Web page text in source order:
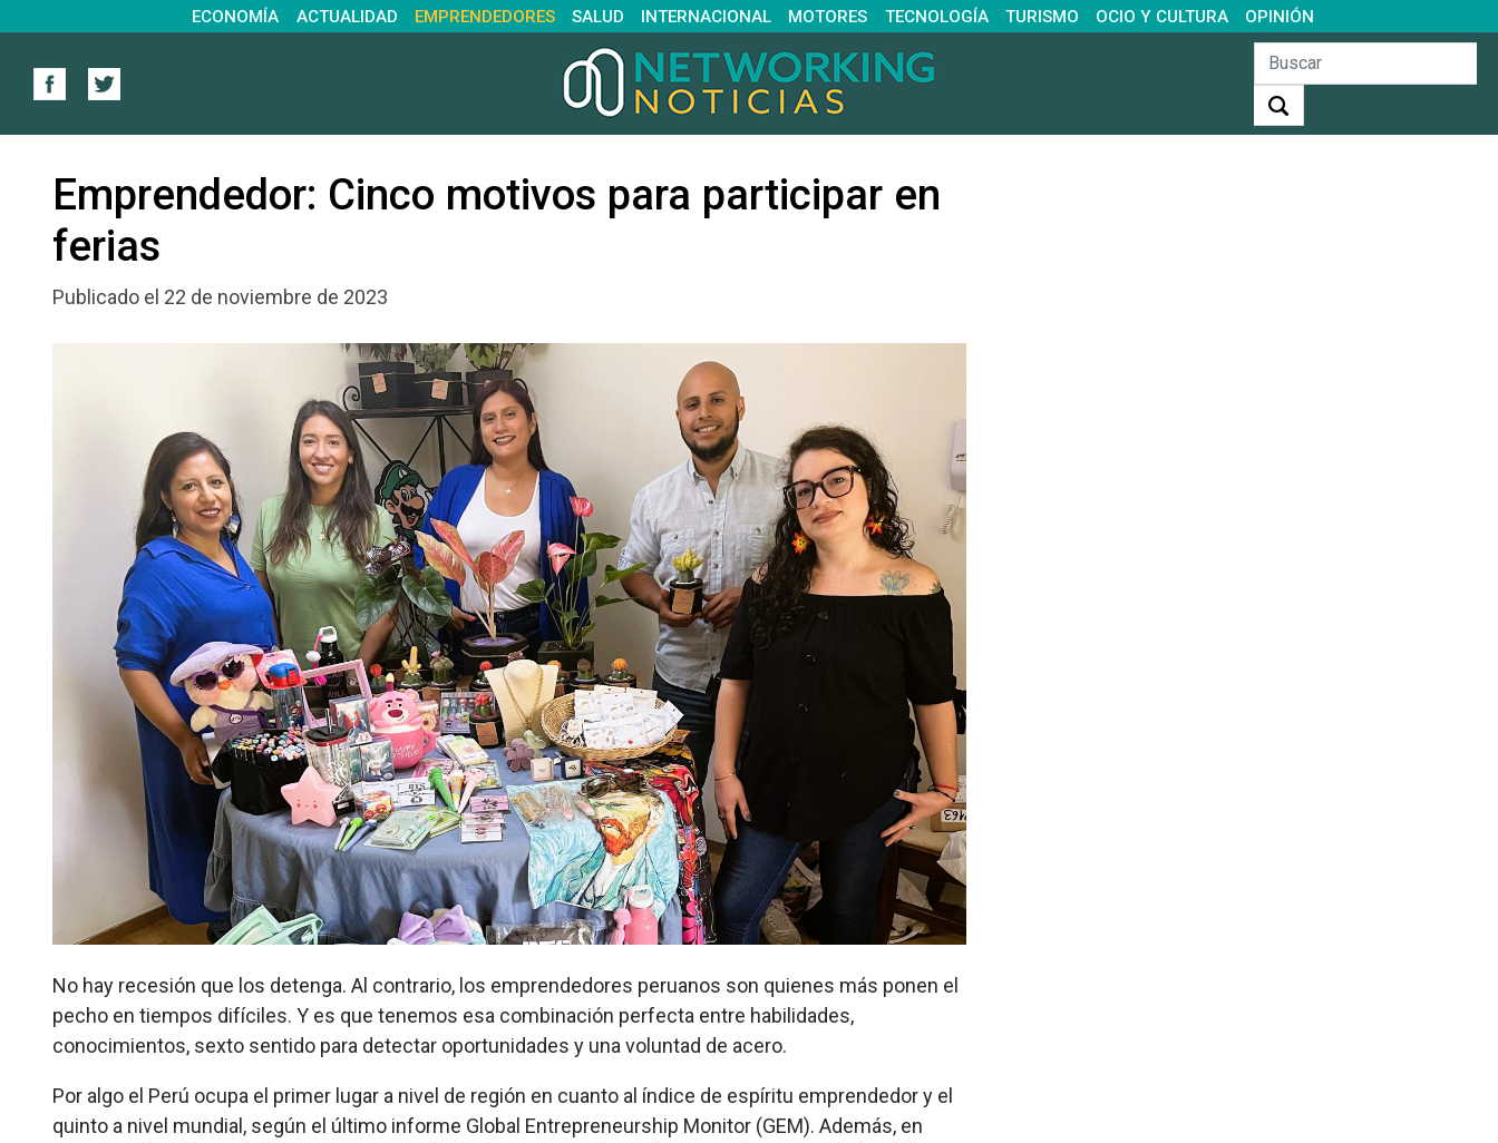
ECONOMÍA ACTUALIDAD EMPRENDEDORES SALUD INTERNACIONAL MOTORES TECNOLOGÍA TURISMO OCIO Y CULTURA OPINIÓN
Emprendedor: Cinco motivos para participar en
ferias
Publicado el 22 de noviembre de 2023
No hay recesión que los detenga. Al contrario, los emprendedores peruanos son quienes más ponen el
pecho en tiempos difíciles. Y es que tenemos esa combinación perfecta entre habilidades,
conocimientos, sexto sentido para detectar oportunidades y una voluntad de acero.
Por algo el Perú ocupa el primer lugar a nivel de región en cuanto al índice de espíritu emprendedor y el
quinto a nivel mundial, según el último informe Global Entrepreneurship Monitor (GEM). Además, en